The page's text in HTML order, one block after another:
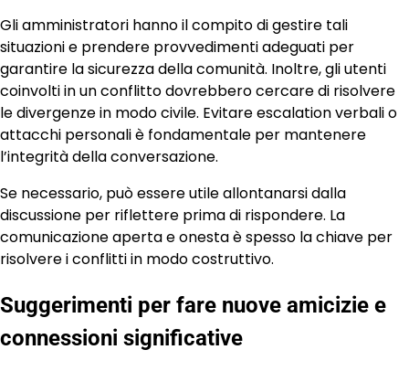
Gli amministratori hanno il compito di gestire tali
situazioni e prendere provvedimenti adeguati per
garantire la sicurezza della comunità. Inoltre, gli utenti
coinvolti in un conflitto dovrebbero cercare di risolvere
le divergenze in modo civile. Evitare escalation verbali o
attacchi personali è fondamentale per mantenere
l’integrità della conversazione.
Se necessario, può essere utile allontanarsi dalla
discussione per riflettere prima di rispondere. La
comunicazione aperta e onesta è spesso la chiave per
risolvere i conflitti in modo costruttivo.
Suggerimenti per fare nuove amicizie e
connessioni significative